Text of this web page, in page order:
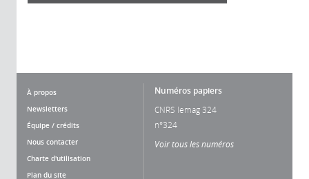
À propos
Newsletters
Équipe / crédits
Nous contacter
Charte d'utilisation
Plan du site
Numéros papiers
CNRS lemag 324
n°324
Voir tous les numéros